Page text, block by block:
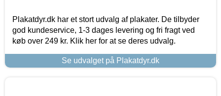
Plakatdyr.dk har et stort udvalg af plakater. De tilbyder
god kundeservice, 1-3 dages levering og fri fragt ved
køb over 249 kr. Klik her for at se deres udvalg.
Se udvalget på Plakatdyr.dk